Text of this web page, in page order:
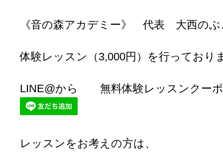
《音の森アカデミー》 代表 大西のぶ
体験レッスン（3,000円）を行っており
LINE@から 無料体験レッスンクーポ
レッスンをお考えの方は、